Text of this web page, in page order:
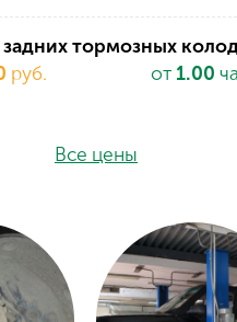
тормозных
руб. от 1.00
Все цены